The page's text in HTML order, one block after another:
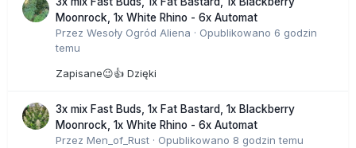
Moonrock, 1x White Rhino - 6x Automat
Przez Wesoły Ogród Aliena · Opublikowano 6 godzin
temu
Zapisane😉👍 Dzięki
3x mix Fast Buds, 1x Fat Bastard, 1x Blackberry
Moonrock, 1x White Rhino - 6x Automat
Przez Men_of_Rust · Opublikowano 8 godzin temu